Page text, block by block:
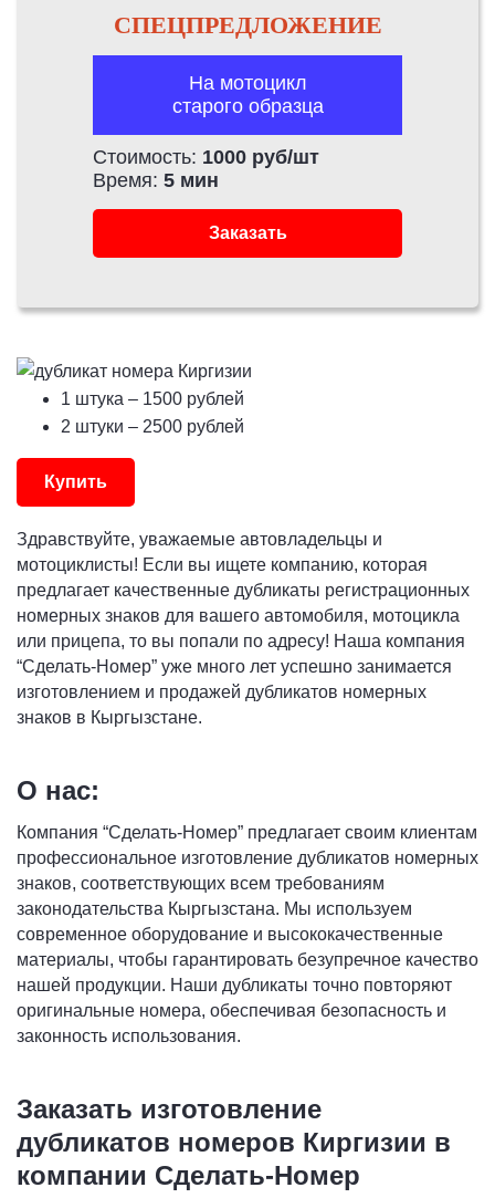
СПЕЦПРЕДЛОЖЕНИЕ
На мотоцикл
старого образца
Стоимость: 1000 руб/шт
Время: 5 мин
Заказать
1 штука – 1500 рублей
2 штуки – 2500 рублей
Купить
Здравствуйте, уважаемые автовладельцы и
мотоциклисты! Если вы ищете компанию, которая
предлагает качественные дубликаты регистрационных
номерных знаков для вашего автомобиля, мотоцикла
или прицепа, то вы попали по адресу! Наша компания
“Сделать-Номер” уже много лет успешно занимается
изготовлением и продажей дубликатов номерных
знаков в Кыргызстане.
О нас:
Компания “Сделать-Номер” предлагает своим клиентам
профессиональное изготовление дубликатов номерных
знаков, соответствующих всем требованиям
законодательства Кыргызстана. Мы используем
современное оборудование и высококачественные
материалы, чтобы гарантировать безупречное качество
нашей продукции. Наши дубликаты точно повторяют
оригинальные номера, обеспечивая безопасность и
законность использования.
Заказать изготовление
дубликатов номеров Киргизии в
компании Сделать-Номер